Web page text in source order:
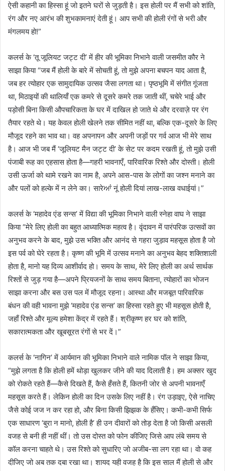
ऐसी कहानी का हिस्सा हूं जो इतने घरों से जुड़ती है। इस होली पर मैं सभी को शांति,
रंग और नए आरंभ की शुभकामनाएं देती हूं। आप सभी की होली रंगों से भरी और
मंगलमय हो!”
कलर्स के ‘तू जूलियट जट्ट दी’ में हीर की भूमिका निभाने वाली जसमीत कौर ने
साझा किया “जब मैं होली के बारे में सोचती हूं, तो मुझे अपना बचपन याद आता है,
जब हर त्योहार एक सामुदायिक उत्सव जैसा लगता था। पृष्ठभूमि में संगीत गूंजता
था, मिठाइयों की थालियाँ एक कमरे से दूसरे कमरे तक जाती थीं, चचेरे भाई और
पड़ोसी बिना किसी औपचारिकता के घर में दाखिल हो जाते थे और दरवाज़े पर रंग
तैयार रहते थे। यह केवल होली खेलने तक सीमित नहीं था, बल्कि एक-दूसरे के लिए
मौजूद रहने का भाव था। वह अपनापन और अपनी जड़ों पर गर्व आज भी मेरे साथ
है। आज भी जब मैं ‘जूलियट मैन जट्ट दी’ के सेट पर कदम रखती हूं, तो मुझे उसी
पंजाबी रूह का एहसास होता है—गहरी भावनाएँ, पारिवारिक रिश्ते और दोस्ती। होली
उसी ऊर्जा को थामे रखने का नाम है, अपने आस-पास के लोगों का जश्न मनाने का
और पलों को हल्के में न लेने का। सारेਆਂ नूं होली दियां लाख-लाख वधाईयां।”
कलर्स के ‘महादेव एंड सन्स’ में विद्या की भूमिका निभाने वाली स्नेहा वाघ ने साझा
किया “मेरे लिए होली का बहुत आध्यात्मिक महत्व है। वृंदावन में पारंपरिक उत्सवों का
अनुभव करने के बाद, मुझे उस भक्ति और आनंद से गहरा जुड़ाव महसूस होता है जो
इस पर्व को घेरे रहता है। कृष्ण की भूमि में उत्सव मनाने का अनुभव बेहद शक्तिशाली
होता है, मानो यह दिव्य आशीर्वाद हो। समय के साथ, मेरे लिए होली का अर्थ सार्थक
रिश्तों से जुड़ गया है—अपने प्रियजनों के साथ समय बिताना, त्योहारों का भोजन
साझा करना और बस उस पल में मौजूद रहना। आस्था और मजबूत पारिवारिक
बंधन की वही भावना मुझे ‘महादेव एंड सन्स’ का हिस्सा रहते हुए भी महसूस होती है,
जहाँ रिश्ते और मूल्य हमेशा केंद्र में रहते हैं। श्रीकृष्ण हर घर को शांति,
सकारात्मकता और खूबसूरत रंगों से भर दें।”
कलर्स के ‘नागिन’ में आर्यमान की भूमिका निभाने वाले नामिक पॉल ने साझा किया,
“मुझे लगता है कि होली हमें थोड़ा खुलकर जीने की याद दिलाती है। हम अक्सर खुद
को रोकते रहते हैं—कैसे दिखते हैं, कैसे हँसते हैं, कितनी जोर से अपनी भावनाएँ
महसूस करते हैं। लेकिन होली का दिन उसके लिए नहीं है। रंग उड़ाइए, ऐसे नाचिए
जैसे कोई जज न कर रहा हो, और बिना किसी झिझक के हँसिए। कभी-कभी सिर्फ
एक साधारण ‘बुरा न मानो, होली है’ ही उन दीवारों को तोड़ देता है जो किसी असली
वजह से बनी ही नहीं थीं। तो उस दोस्त को फोन कीजिए जिसे आप लंबे समय से
कॉल करना चाहते थे। उस रिश्ते को सुधारिए जो अजीब-सा लग रहा था। वो कह
दीजिए जो अब तक दबा रखा था। शायद यही वजह है कि इस साल मैं होली से और